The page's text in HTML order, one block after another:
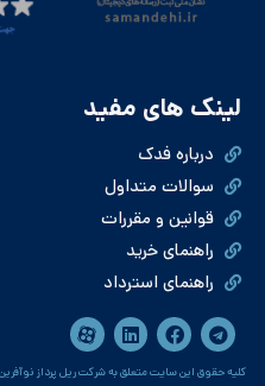
لینک های مفید
درباره فدک
سوالات متداول
قوانین و مقررات
راهنمای خرید
راهنمای استرداد
کلیه حقوق این سایت متعلق به شرکت ریل پرداز